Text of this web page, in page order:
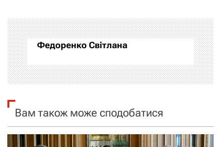
а
ц
і
а
Федоренко Світлана
Вам також може сподобатися